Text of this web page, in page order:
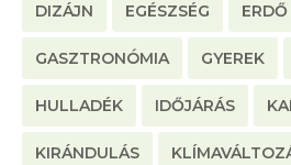
DIZÁJN EGÉSZSÉG ERDŐ
GASZTRONÓMIA GYEREK
HULLADÉK IDŐJÁRÁS
KIRÁNDULÁS